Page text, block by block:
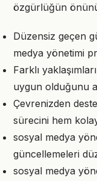
özgürlüğün
Düzensiz geçen
medya yönetimi
Farklı
uygun olduğunu
Çevrenizden
sürecini hem
sosyal medya
güncellemeleri
sosyal medya